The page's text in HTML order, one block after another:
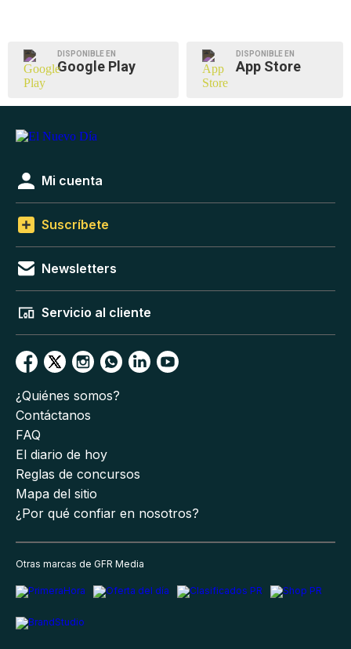
DISPONIBLE EN
Google Play
DISPONIBLE EN
App Store
Mi cuenta
Suscríbete
Newsletters
Servicio al cliente
¿Quiénes somos?
Contáctanos
FAQ
El diario de hoy
Reglas de concursos
Mapa del sitio
¿Por qué confiar en nosotros?
Otras marcas de GFR Media